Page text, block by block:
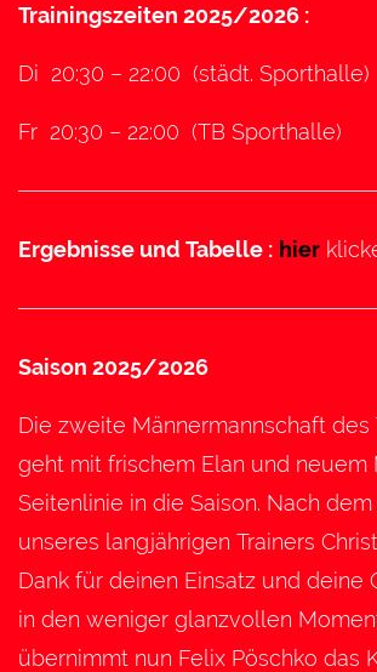
Trainingszeiten 2025/2026 :
Di 20:30 – 22:00 (städt. Sporthalle)
Fr 20:30 – 22:00 (TB Sporthalle)
Ergebnisse und Tabelle : hier
Saison 2025/2026
Die zweite Männermannschaft des
geht mit frischem Elan und neuem
Seitenlinie in die Saison. Nach
unseres langjährigen Trainers
Dank für deinen Einsatz und deine
in den weniger glanzvollen
übernimmt nun Felix Pöschko das